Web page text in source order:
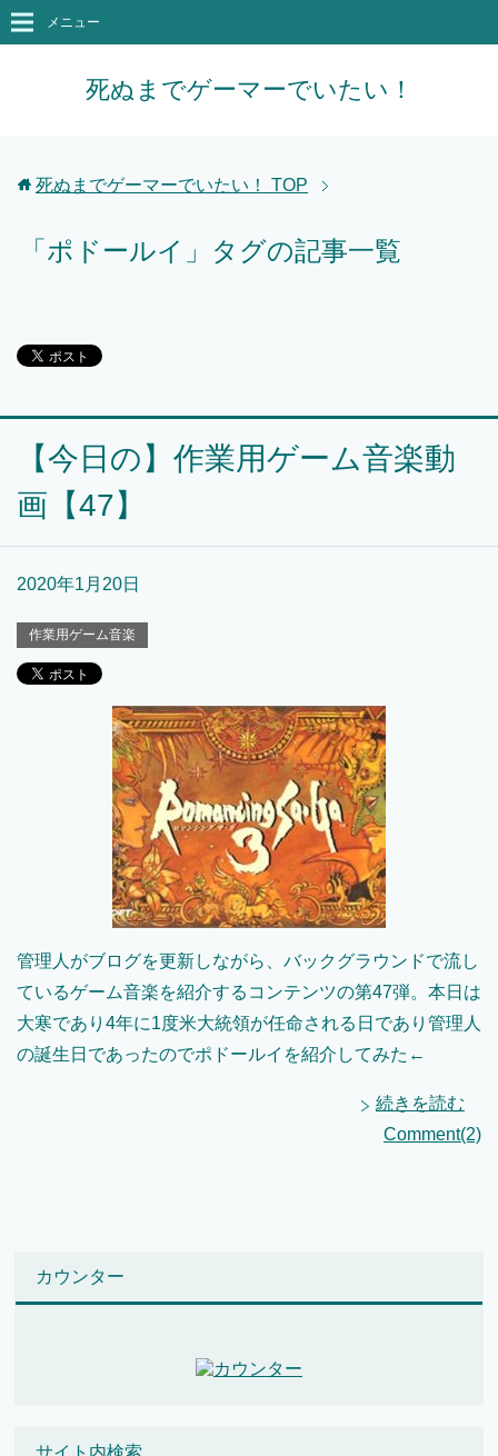
死ぬまでゲーマーでいたい！
メニュー
死ぬまでゲーマーでいたい！ TOP
「ポドールイ」タグの記事一覧
【今日の】作業用ゲーム音楽動
画【47】
2020年1月20日
作業用ゲーム音楽
管理人がブログを更新しながら、バックグラウンドで流し
ているゲーム音楽を紹介するコンテンツの第47弾。本日は
大寒であり4年に1度米大統領が任命される日であり管理人
の誕生日であったのでポドールイを紹介してみた←
続きを読む
Comment(2)
カウンター